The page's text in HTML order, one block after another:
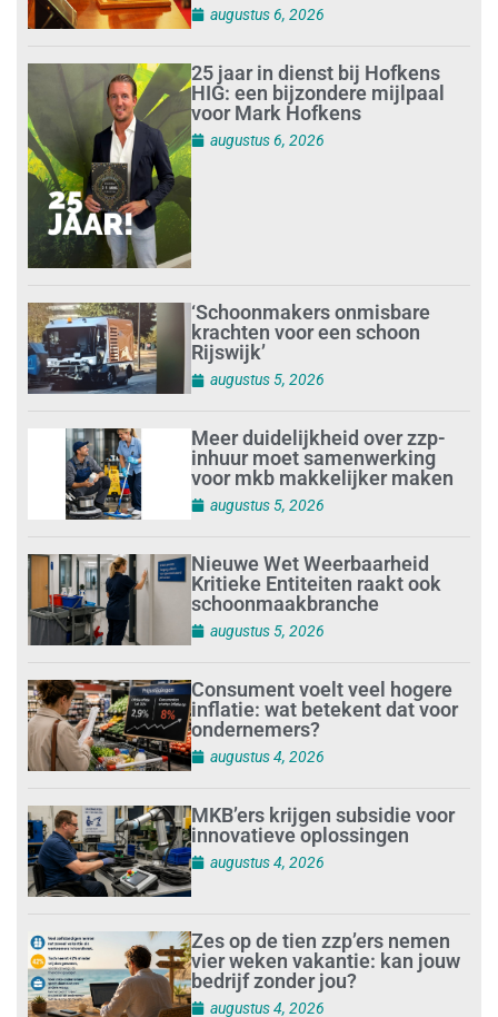
augustus 6, 2026
25 jaar in dienst bij Hofkens
HIG: een bijzondere mijlpaal
voor Mark Hofkens
augustus 6, 2026
‘Schoonmakers onmisbare
krachten voor een schoon
Rijswijk’
augustus 5, 2026
Meer duidelijkheid over zzp-
inhuur moet samenwerking
voor mkb makkelijker maken
augustus 5, 2026
Nieuwe Wet Weerbaarheid
Kritieke Entiteiten raakt ook
schoonmaakbranche
augustus 5, 2026
Consument voelt veel hogere
inflatie: wat betekent dat voor
ondernemers?
augustus 4, 2026
MKB’ers krijgen subsidie voor
innovatieve oplossingen
augustus 4, 2026
Zes op de tien zzp’ers nemen
vier weken vakantie: kan jouw
bedrijf zonder jou?
augustus 4, 2026